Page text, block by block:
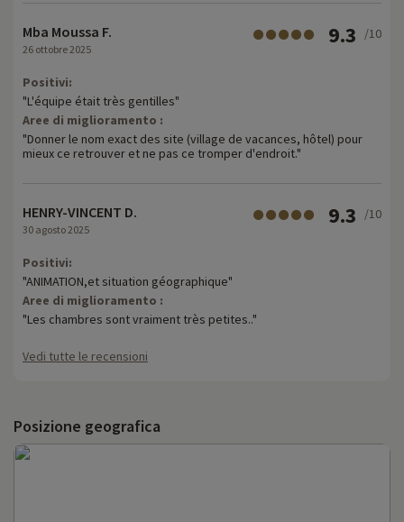
Mba Moussa F.
26 ottobre 2025
9.3 /10
Positivi:
"L'équipe était très gentilles"
Aree di miglioramento :
"Donner le nom exact des site (village de vacances, hôtel) pour
mieux ce retrouver et ne pas ce tromper d'endroit."
HENRY-VINCENT D.
30 agosto 2025
9.3 /10
Positivi:
"ANIMATION,et situation géographique"
Aree di miglioramento :
"Les chambres sont vraiment très petites.."
Vedi tutte le recensioni
Posizione geografica